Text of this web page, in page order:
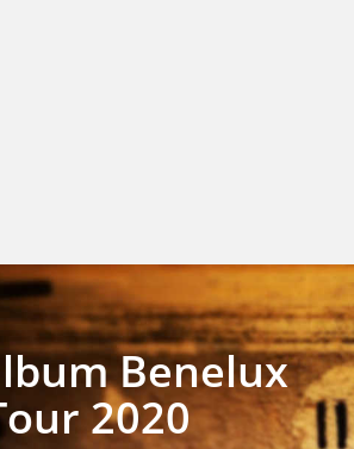
Benelux
2020